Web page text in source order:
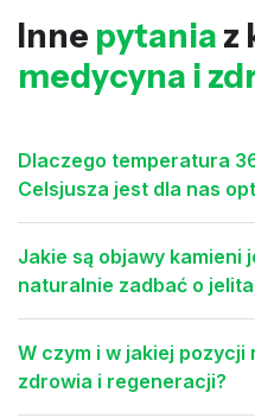
Inne pytania z
medycyna i
Dlaczego temperatura
Celsjusza jest dla nas
Jakie są objawy kamieni
naturalnie zadbać o
W czym i w jakiej pozycji
zdrowia i regeneracji?